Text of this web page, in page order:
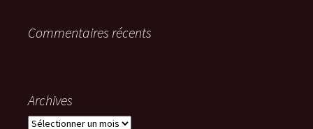
Commentaires récents
Archives
Archives